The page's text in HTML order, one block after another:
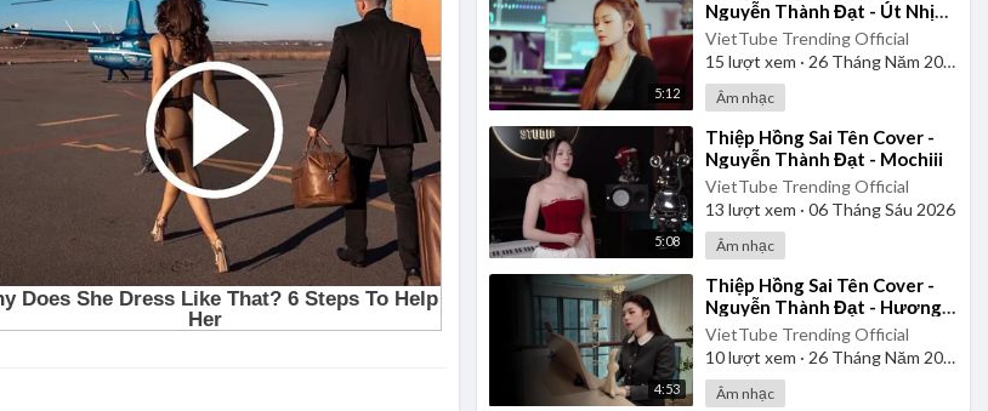
5:12
Nguyễn Thành Đạt - Út Nhị
Mino
VietTube Trending Official
15 lượt xem · 26 Tháng Năm 2026
Âm nhạc
5:08
⁣Thiệp Hồng Sai Tên Cover -
Nguyễn Thành Đạt - Mochiii
VietTube Trending Official
13 lượt xem · 06 Tháng Sáu 2026
Âm nhạc
4:53
⁣Thiệp Hồng Sai Tên Cover -
Nguyễn Thành Đạt - Hương
Ly
VietTube Trending Official
10lượt xem · 26 Tháng Năm 2026
Âm nhạc